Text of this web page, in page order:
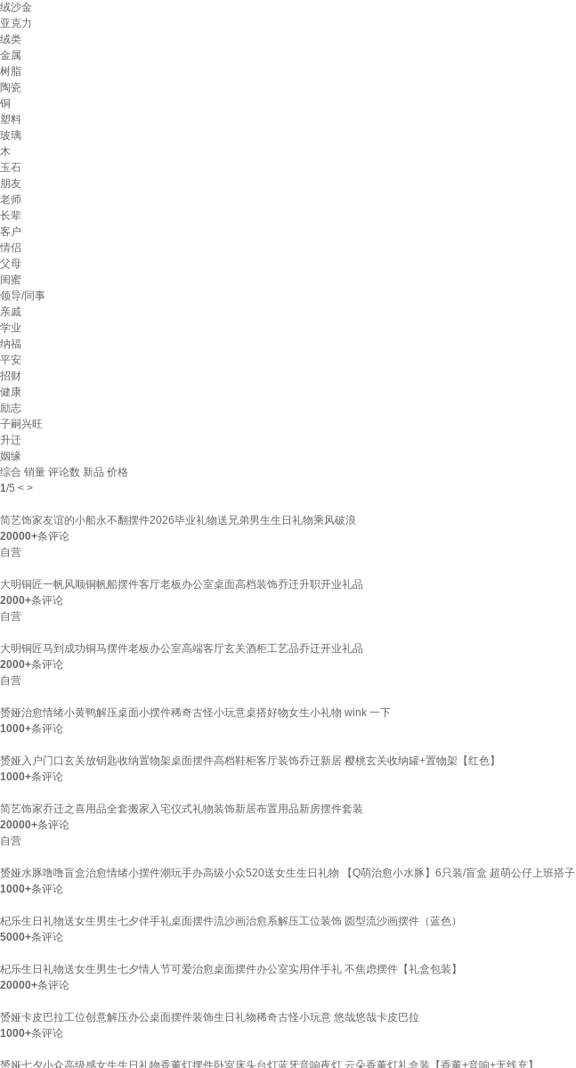
绒沙金
亚克力
绒类
金属
树脂
陶瓷
铜
塑料
玻璃
木
玉石
朋友
老师
长辈
客户
情侣
父母
闺蜜
领导/同事
亲戚
学业
纳福
平安
招财
健康
励志
子嗣兴旺
升迁
姻缘
综合 销量 评论数 新品 价格
1/5 < >
简艺饰家友谊的小船永不翻摆件2026毕业礼物送兄弟男生生日礼物乘风破浪
20000+条评论
自营
大明铜匠一帆风顺铜帆船摆件客厅老板办公室桌面高档装饰乔迁升职开业礼品
2000+条评论
自营
大明铜匠马到成功铜马摆件老板办公室高端客厅玄关酒柜工艺品乔迁开业礼品
2000+条评论
自营
赟娅治愈情绪小黄鸭解压桌面小摆件稀奇古怪小玩意桌搭好物女生小礼物 wink 一下
1000+条评论
赟娅入户门口玄关放钥匙收纳置物架桌面摆件高档鞋柜客厅装饰乔迁新居 樱桃玄关收纳罐+置物架【红色】
1000+条评论
简艺饰家乔迁之喜用品全套搬家入宅仪式礼物装饰新居布置用品新房摆件套装
20000+条评论
自营
赟娅水豚噜噜盲盒治愈情绪小摆件潮玩手办高级小众520送女生生日礼物 【Q萌治愈小水豚】6只装/盲盒 超萌公仔上班搭子
1000+条评论
杞乐生日礼物送女生男生七夕伴手礼桌面摆件流沙画治愈系解压工位装饰 圆型流沙画摆件（蓝色）
5000+条评论
杞乐生日礼物送女生男生七夕情人节可爱治愈桌面摆件办公室实用伴手礼 不焦虑摆件【礼盒包装】
20000+条评论
赟娅卡皮巴拉工位创意解压办公桌面摆件装饰生日礼物稀奇古怪小玩意 悠哉悠哉卡皮巴拉
1000+条评论
赟娅七夕小众高级感女生生日礼物香薰灯摆件卧室床头台灯蓝牙音响夜灯 云朵香薰灯礼盒装【香薰+音响+无线充】